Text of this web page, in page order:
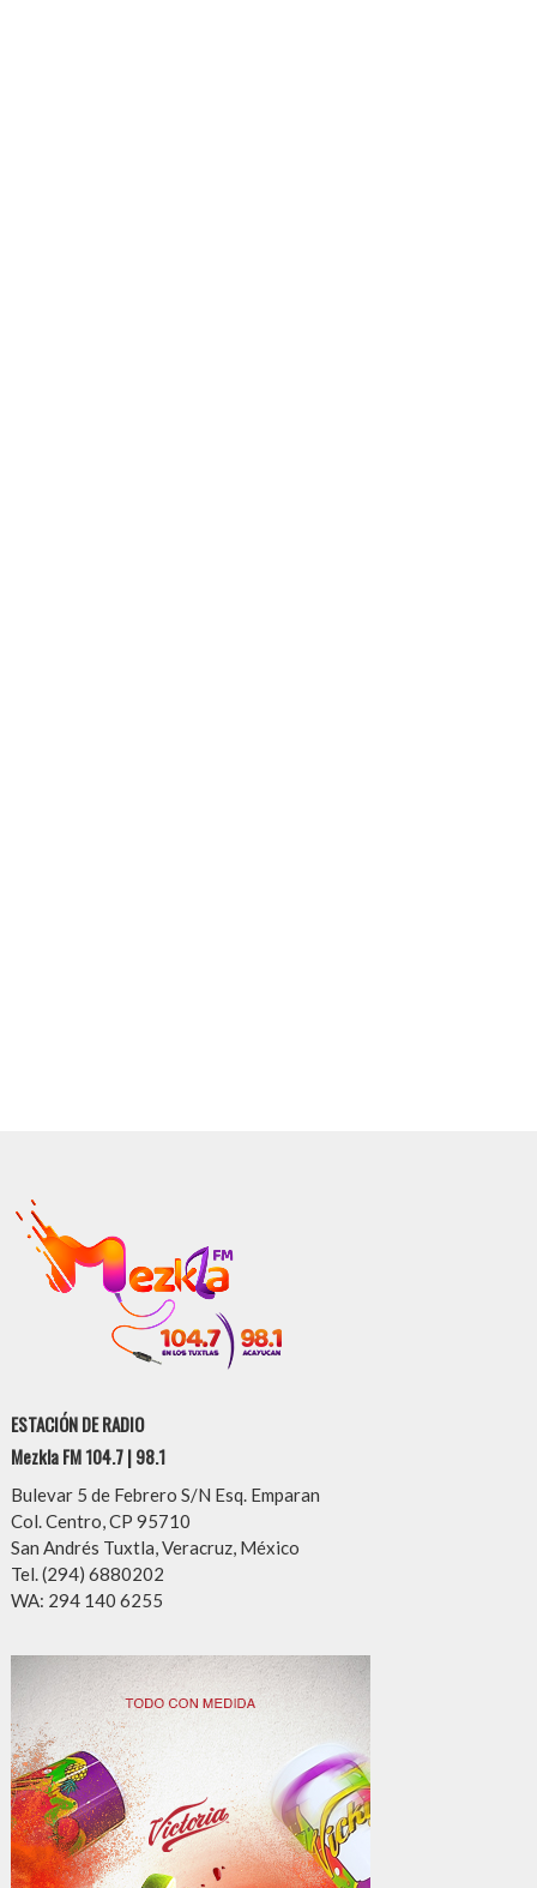
ESTACIÓN DE RADIO
Mezkla FM 104.7 | 98.1
Bulevar 5 de Febrero S/N Esq. Emparan
Col. Centro, CP 95710
San Andrés Tuxtla, Veracruz, México
Tel. (294) 6880202
WA: 294 140 6255